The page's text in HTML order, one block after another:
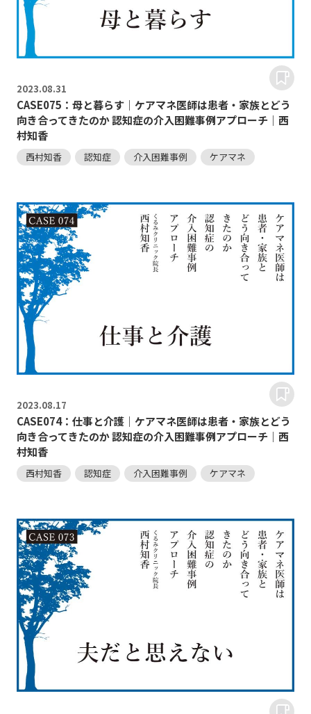
2023.08.31
CASE075：母と暮らす｜ケアマネ医師は患者・家族とどう
向き合ってきたのか 認知症の介入困難事例アプローチ｜西
村知香
西村知香 認知症 介入困難事例 ケアマネ
2023.08.17
CASE074：仕事と介護｜ケアマネ医師は患者・家族とどう
向き合ってきたのか 認知症の介入困難事例アプローチ｜西
村知香
西村知香 認知症 介入困難事例 ケアマネ